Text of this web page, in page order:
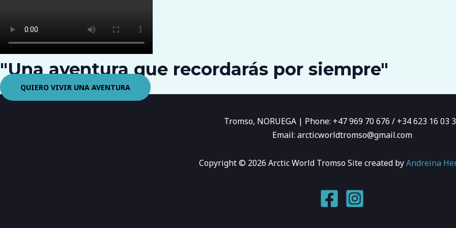
"Una aventura que recordarás por siempre"
QUIERO VIVIR UNA AVENTURA
Tromso, NORUEGA | Phone: +47 969 70 676 / +34 623 16 03
Email: arcticworldtromso@gmail.com
Copyright © 2026 Arctic World Tromso Site created byAndreina